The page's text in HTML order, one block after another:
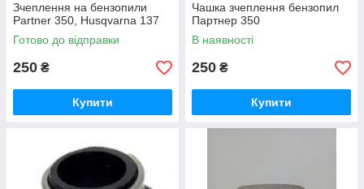
Зчеплення на бензопили
Partner 350, Husqvarna 137
Готово до відправки
250 ₴
Купити
Чашка зчеплення бензопил
Партнер 350
В наявності
250 ₴
Купити